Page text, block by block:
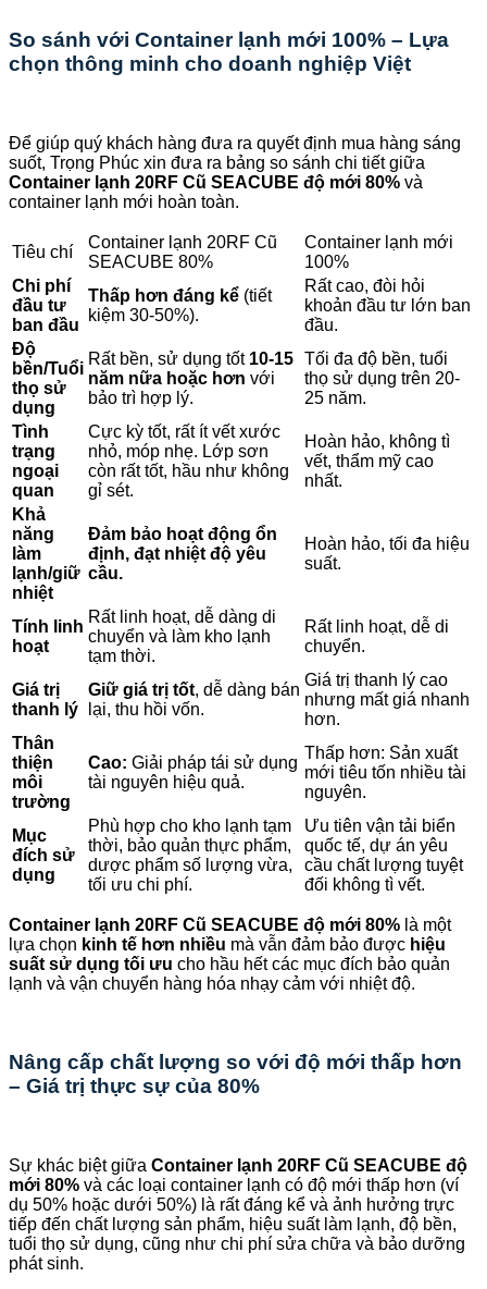
So sánh với Container lạnh mới 100% – Lựa
chọn thông minh cho doanh nghiệp Việt
Để giúp quý khách hàng đưa ra quyết định mua hàng sáng
suốt, Trọng Phúc xin đưa ra bảng so sánh chi tiết giữa
Container lạnh 20RF Cũ SEACUBE độ mới 80% và
container lạnh mới hoàn toàn.
Tiêu chí
Container lạnh 20RF Cũ
SEACUBE 80%
Container lạnh mới
100%
Chi phí
đầu tư
ban đầu
Thấp hơn đáng kể (tiết
kiệm 30-50%).
Rất cao, đòi hỏi
khoản đầu tư lớn ban
đầu.
Độ
bền/Tuổi
thọ sử
dụng
Rất bền, sử dụng tốt 10-15
năm nữa hoặc hơn với
bảo trì hợp lý.
Tối đa độ bền, tuổi
thọ sử dụng trên 20-
25 năm.
Tình
trạng
ngoại
quan
Cực kỳ tốt, rất ít vết xước
nhỏ, móp nhẹ. Lớp sơn
còn rất tốt, hầu như không
gỉ sét.
Hoàn hảo, không tì
vết, thẩm mỹ cao
nhất.
Khả
năng
làm
lạnh/giữ
nhiệt
Đảm bảo hoạt động ổn
định, đạt nhiệt độ yêu
cầu.
Hoàn hảo, tối đa hiệu
suất.
Tính linh
hoạt
Rất linh hoạt, dễ dàng di
chuyển và làm kho lạnh
tạm thời.
Rất linh hoạt, dễ di
chuyển.
Giá trị
thanh lý
Giữ giá trị tốt, dễ dàng bán
lại, thu hồi vốn.
Giá trị thanh lý cao
nhưng mất giá nhanh
hơn.
Thân
thiện
môi
trường
Cao: Giải pháp tái sử dụng
tài nguyên hiệu quả.
Thấp hơn: Sản xuất
mới tiêu tốn nhiều tài
nguyên.
Mục
đích sử
dụng
Phù hợp cho kho lạnh tạm
thời, bảo quản thực phẩm,
dược phẩm số lượng vừa,
tối ưu chi phí.
Ưu tiên vận tải biển
quốc tế, dự án yêu
cầu chất lượng tuyệt
đối không tì vết.
Container lạnh 20RF Cũ SEACUBE độ mới 80% là một
lựa chọn kinh tế hơn nhiều mà vẫn đảm bảo được hiệu
suất sử dụng tối ưu cho hầu hết các mục đích bảo quản
lạnh và vận chuyển hàng hóa nhạy cảm với nhiệt độ.
Nâng cấp chất lượng so với độ mới thấp hơn
– Giá trị thực sự của 80%
Sự khác biệt giữa Container lạnh 20RF Cũ SEACUBE độ
mới 80% và các loại container lạnh có độ mới thấp hơn (ví
dụ 50% hoặc dưới 50%) là rất đáng kể và ảnh hưởng trực
tiếp đến chất lượng sản phẩm, hiệu suất làm lạnh, độ bền,
tuổi thọ sử dụng, cũng như chi phí sửa chữa và bảo dưỡng
phát sinh.